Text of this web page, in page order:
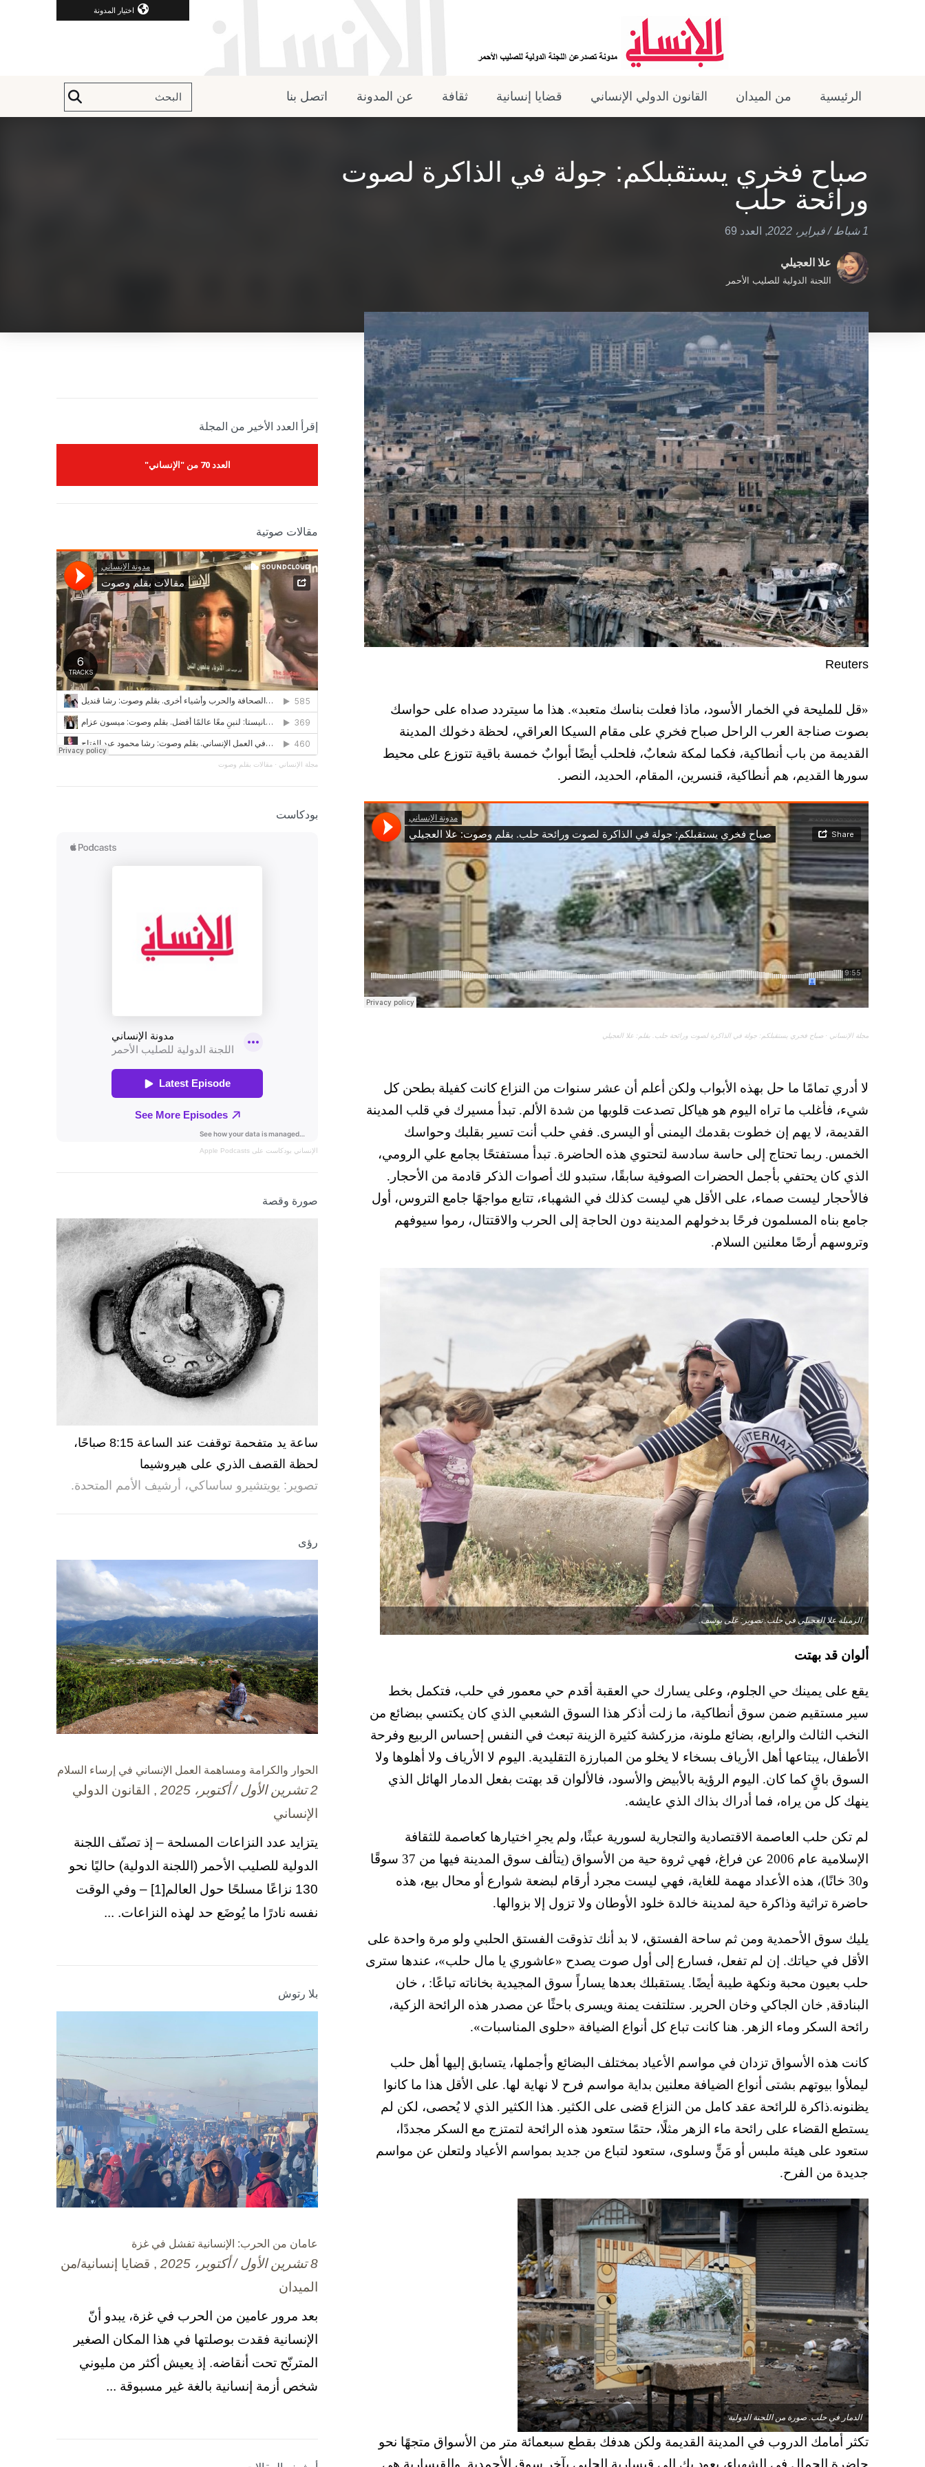
اختيار المدونة
الرئيسية من الميدان القانون الدولي الإنساني قضايا إنسانية ثقافة عن المدونة اتصل بنا
صباح فخري يستقبلكم: جولة في الذاكرة لصوت
ورائحة حلب
1 شباط / فبراير، 2022 , العدد 69
علا العجيلي
اللجنة الدولية للصليب الأحمر
Reuters
«قل للمليحة في الخمار الأسود، ماذا فعلت بناسك متعبد». هذا ما سيتردد صداه على حواسك
بصوت صناجة العرب الراحل صباح فخري على مقام السيكا العراقي، لحظة دخولك المدينة
القديمة من باب أنطاكية، فكما لمكة شعابٌ، فلحلب أيضًا أبوابٌ خمسة باقية تتوزع على محيط
سورها القديم، هم أنطاكية، قنسرين، المقام، الحديد، النصر.
مجلة الإنساني · صباح فخري يستقبلكم: جولة في الذاكرة لصوت ورائحة حلب. بقلم: علا العجيلي
لا أدري تمامًا ما حل بهذه الأبواب ولكن أعلم أن عشر سنوات من النزاع كانت كفيلة بطحن كل
شيء، فأغلب ما تراه اليوم هو هياكل تصدعت قلوبها من شدة الألم. تبدأ مسيرك في قلب المدينة
القديمة، لا يهم إن خطوت بقدمك اليمنى أو اليسرى. ففي حلب أنت تسير بقلبك وحواسك
الخمس. ربما تحتاج إلى حاسة سادسة لتحتوي هذه الحاضرة. تبدأ مستفتحًا بجامع علي الرومي،
الذي كان يحتفي بأجمل الحضرات الصوفية سابقًا، ستبدو لك أصوات الذكر قادمة من الأحجار.
فالأحجار ليست صماء، على الأقل هي ليست كذلك في الشهباء، تتابع مواجهًا جامع التروس، أول
جامع بناه المسلمون فرحًا بدخولهم المدينة دون الحاجة إلى الحرب والاقتتال، رموا سيوفهم
وتروسهم أرضًا معلنين السلام.
الزميلة علا العجيلي في حلب. تصوير: على يوسف.
ألوان قد بهتت
يقع على يمينك حي الجلوم، وعلى يسارك حي العقبة أقدم حي معمور في حلب، فتكمل بخط
سير مستقيم ضمن سوق أنطاكية، ما زلت أذكر هذا السوق الشعبي الذي كان يكتسي ببضائع من
النخب الثالث والرابع، بضائع ملونة، مزركشة كثيرة الزينة تبعث في النفس إحساس الربيع وفرحة
الأطفال، يبتاعها أهل الأرياف بسخاء لا يخلو من المبارزة التقليدية. اليوم لا الأرياف ولا أهلوها ولا
السوق باقٍ كما كان. اليوم الرؤية بالأبيض والأسود، فالألوان قد بهتت بفعل الدمار الهائل الذي
ينهك كل من يراه، فما أدراك بذاك الذي عايشه.
لم تكن حلب العاصمة الاقتصادية والتجارية لسورية عبثًا، ولم يجرِ اختيارها كعاصمة للثقافة
الإسلامية عام 2006 عن فراغ، فهي ثروة حية من الأسواق (يتألف سوق المدينة فيها من 37 سوقًا
و30 خانًا)، هذه الأعداد مهمة للغاية، فهي ليست مجرد أرقام لبضعة شوارع أو محال بيع، هذه
حاضرة تراثية وذاكرة حية لمدينة خالدة خلود الأوطان ولا تزول إلا بزوالها.
يليك سوق الأحمدية ومن ثم ساحة الفستق، لا بد أنك تذوقت الفستق الحلبي ولو مرة واحدة على
الأقل في حياتك. إن لم تفعل، فسارع إلى أول صوت يصدح «عاشوري يا مال حلب»، عندها سترى
حلب بعيون محبة ونكهة طيبة أيضًا. يستقبلك بعدها يساراً سوق المجيدية بخاناته تباعًا: ، خان
البنادقة, خان الجاكي وخان الحرير. ستلتفت يمنة ويسرى باحثًا عن مصدر هذه الرائحة الزكية،
رائحة السكر وماء الزهر. هنا كانت تباع كل أنواع الضيافة «حلوى المناسبات».
كانت هذه الأسواق تزدان في مواسم الأعياد بمختلف البضائع وأجملها، يتسابق إليها أهل حلب
ليملأوا بيوتهم بشتى أنواع الضيافة معلنين بداية مواسم فرح لا نهاية لها. على الأقل هذا ما كانوا
يظنونه.ذاكرة للرائحة عقد كامل من النزاع قضى على الكثير. هذا الكثير الذي لا يُحصى، لكن لم
يستطع القضاء على رائحة ماء الزهر مثلًا، حتمًا ستعود هذه الرائحة لتمتزج مع السكر مجددًا،
ستعود على هيئة ملبس أو مَنٍّ وسلوى، ستعود لتباع من جديد بمواسم الأعياد ولتعلن عن مواسم
جديدة من الفرح.
الدمار في حلب. صورة من اللجنة الدولية
تكثر أمامك الدروب في المدينة القديمة ولكن هدفك بقطع سبعمائة متر من الأسواق متجهًا نحو
حاضرة الجمال في الشهباء، يعود بك إلى قيسارية الجلبي بآخر سوق الأحمدية. والقيسارية هي
إقرأ العدد الأخير من المجلة
العدد 70 من "الإنساني"
مقالات صوتية
مجلة الإنساني · مقالات بقلم وصوت
بودكاست
الإنساني بودكاست على Apple Podcasts
صورة وقصة
ساعة يد متفحمة توقفت عند الساعة 8:15 صباحًا،
لحظة القصف الذري على هيروشيما
تصوير: يويتشيرو ساساكي، أرشيف الأمم المتحدة.
رؤى
الحوار والكرامة ومساهمة العمل الإنساني في إرساء السلام
2 تشرين الأول / أكتوبر، 2025
, القانون الدولي
الإنساني
يتزايد عدد النزاعات المسلحة – إذ تصنّف اللجنة
الدولية للصليب الأحمر (اللجنة الدولية) حاليًا نحو
130 نزاعًا مسلحًا حول العالم[1] – وفي الوقت
نفسه نادرًا ما يُوضَع حد لهذه النزاعات. ...
بلا رتوش
عامان من الحرب: الإنسانية تفشل في غزة
8 تشرين الأول / أكتوبر، 2025
, قضايا إنسانية/من
الميدان
بعد مرور عامين من الحرب في غزة، يبدو أنّ
الإنسانية فقدت بوصلتها في هذا المكان الصغير
المترنّح تحت أنقاضه. إذ يعيش أكثر من مليوني
شخص أزمة إنسانية بالغة غير مسبوقة ...